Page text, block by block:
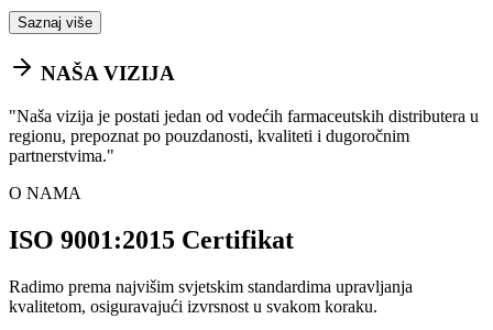
Saznaj više
NAŠA VIZIJA
"Naša vizija je postati jedan od vodećih farmaceutskih distributera u
regionu, prepoznat po pouzdanosti, kvaliteti i dugoročnim
partnerstvima."
O NAMA
ISO 9001:2015 Certifikat
Radimo prema najvišim svjetskim standardima upravljanja
kvalitetom, osiguravajući izvrsnost u svakom koraku.